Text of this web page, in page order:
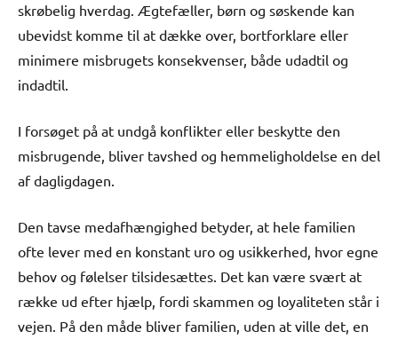
skrøbelig hverdag. Ægtefæller, børn og søskende kan
ubevidst komme til at dække over, bortforklare eller
minimere misbrugets konsekvenser, både udadtil og
indadtil.
I forsøget på at undgå konflikter eller beskytte den
misbrugende, bliver tavshed og hemmeligholdelse en del
af dagligdagen.
Den tavse medafhængighed betyder, at hele familien
ofte lever med en konstant uro og usikkerhed, hvor egne
behov og følelser tilsidesættes. Det kan være svært at
række ud efter hjælp, fordi skammen og loyaliteten står i
vejen. På den måde bliver familien, uden at ville det, en